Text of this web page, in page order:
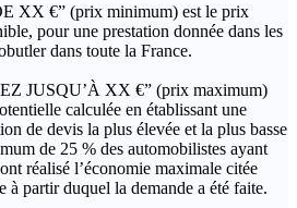
XX €” (prix minimum) est le prix
pour une prestation donnée dans les
dans toute la France.
JUSQU’À XX €” (prix maximum)
calculée en établissant une
de devis la plus élevée et la plus basse
de 25 % des automobilistes ayant
réalisé l’économie maximale citée
à partir duquel la demande a été faite.